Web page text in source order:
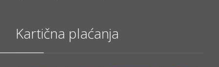
Kartična plaćanja